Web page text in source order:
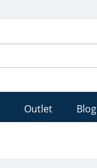
Outlet Blog